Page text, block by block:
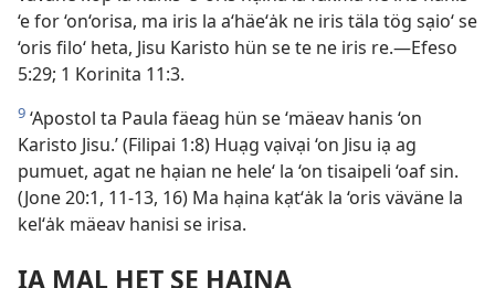
‘e for ‘on‘orisa, ma iris la a‘häe‘ȧk ne iris täla tög sạio‘ se
‘oris filo‘ heta, Jisu Karisto hün se te ne iris re.—Efeso
5:29; 1 Korinita 11:3.
9 ‘Apostol ta Paula fäeag hün se ‘mäeav hanis ‘on
Karisto Jisu.’ (Filipai 1:8) Huạg vạivại ‘on Jisu iạ ag
pumuet, agat ne hạian ne hele‘ la ‘on tisaipeli ‘oaf sin.
(Jone 20:1, 11-13, 16) Ma hạina kạt‘ȧk la ‘oris väväne la
kel‘ȧk mäeav hanisi se irisa.
IẠ MẠL HET SE HẠINA